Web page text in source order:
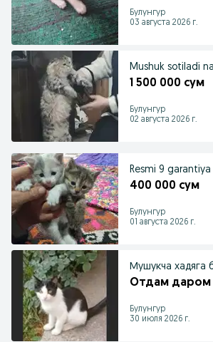
Булунгур
03 августа 2026 г.
Mushuk sotiladi
1 500 000 сум
Булунгур
02 августа 2026 г.
Resmi 9 garantiya
400 000 сум
Булунгур
01 августа 2026 г.
Мушукча хадяга
Отдам даром
Булунгур
30 июля 2026 г.